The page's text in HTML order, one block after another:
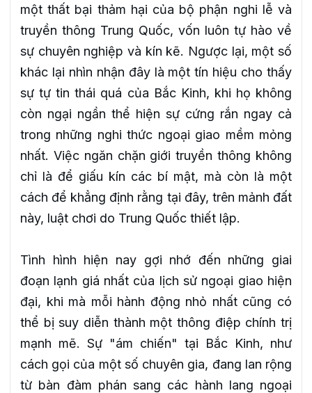
một thất bại thảm hại của bộ phận nghi lễ và
truyền thông Trung Quốc, vốn luôn tự hào về
sự chuyên nghiệp và kín kẽ. Ngược lại, một số
khác lại nhìn nhận đây là một tín hiệu cho thấy
sự tự tin thái quá của Bắc Kinh, khi họ không
còn ngại ngần thể hiện sự cứng rắn ngay cả
trong những nghi thức ngoại giao mềm mỏng
nhất. Việc ngăn chặn giới truyền thông không
chỉ là để giấu kín các bí mật, mà còn là một
cách để khẳng định rằng tại đây, trên mảnh đất
này, luật chơi do Trung Quốc thiết lập.
Tình hình hiện nay gợi nhớ đến những giai
đoạn lạnh giá nhất của lịch sử ngoại giao hiện
đại, khi mà mỗi hành động nhỏ nhất cũng có
thể bị suy diễn thành một thông điệp chính trị
mạnh mẽ. Sự "ám chiến" tại Bắc Kinh, như
cách gọi của một số chuyên gia, đang lan rộng
từ bàn đàm phán sang các hành lang ngoại